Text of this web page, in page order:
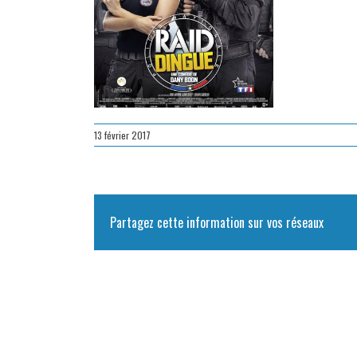
13 février 2017
Partagez cette information sur vos réseaux